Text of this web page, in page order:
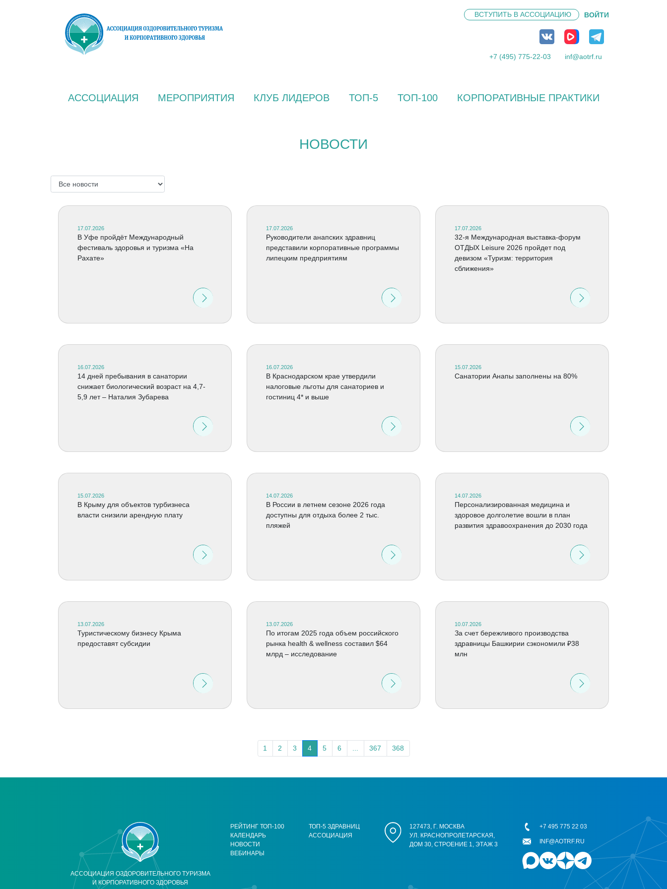
ВСТУПИТЬ В АССОЦИАЦИЮ ВОЙТИ
+7 (495) 775-22-03 inf@aotrf.ru
АССОЦИАЦИЯ МЕРОПРИЯТИЯ КЛУБ ЛИДЕРОВ ТОП-5 ТОП-100 КОРПОРАТИВНЫЕ ПРАКТИКИ
НОВОСТИ
17.07.2026
В Уфе пройдёт Международный
фестиваль здоровья и туризма «На
Рахате»
17.07.2026
Руководители анапских здравниц
представили корпоративные программы
липецким предприятиям
17.07.2026
32-я Международная выставка-форум
ОТДЫХ Leisure 2026 пройдет под
девизом «Туризм: территория
сближения»
16.07.2026
14 дней пребывания в санатории
снижает биологический возраст на 4,7-
5,9 лет – Наталия Зубарева
16.07.2026
В Краснодарском крае утвердили
налоговые льготы для санаториев и
гостиниц 4* и выше
15.07.2026
Санатории Анапы заполнены на 80%
15.07.2026
В Крыму для объектов турбизнеса
власти снизили арендную плату
14.07.2026
В России в летнем сезоне 2026 года
доступны для отдыха более 2 тыс.
пляжей
14.07.2026
Персонализированная медицина и
здоровое долголетие вошли в план
развития здравоохранения до 2030 года
13.07.2026
Туристическому бизнесу Крыма
предоставят субсидии
13.07.2026
По итогам 2025 года объем российского
рынка health & wellness составил $64
млрд – исследование
10.07.2026
За счет бережливого производства
здравницы Башкирии сэкономили ₽38
млн
1 2 3 4 5 6 367 368
АССОЦИАЦИЯ ОЗДОРОВИТЕЛЬНОГО ТУРИЗМА
И КОРПОРАТИВНОГО ЗДОРОВЬЯ
РЕЙТИНГ ТОП-100
КАЛЕНДАРЬ
НОВОСТИ
ВЕБИНАРЫ
ТОП-5 ЗДРАВНИЦ
АССОЦИАЦИЯ
127473, Г. МОСКВА
УЛ. КРАСНОПРОЛЕТАРСКАЯ,
ДОМ 30, СТРОЕНИЕ 1, ЭТАЖ 3
+7 495 775 22 03
INF@AOTRF.RU